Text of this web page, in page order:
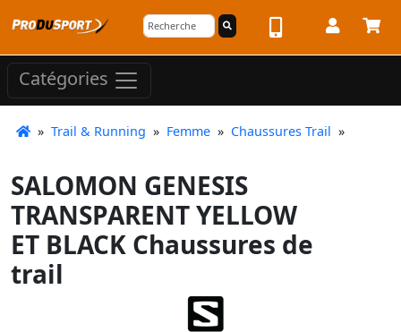
Catégories
» Trail & Running » Femme » Chaussures Trail »
SALOMON GENESIS
TRANSPARENT YELLOW
ET BLACK Chaussures de
trail